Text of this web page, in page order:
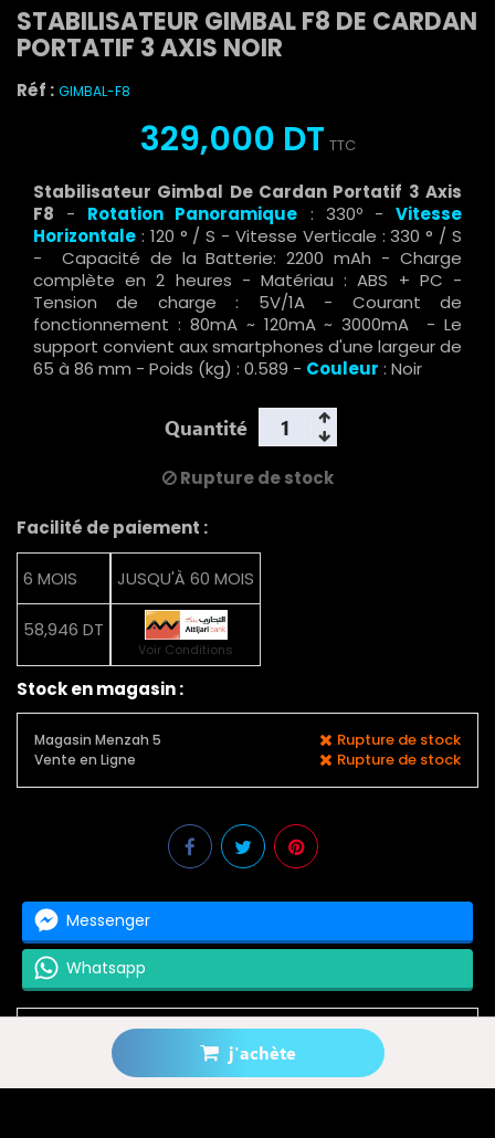
STABILISATEUR GIMBAL F8 DE CARDAN
PORTATIF 3 AXIS NOIR
Réf : GIMBAL-F8
329,000 DT TTC
Stabilisateur Gimbal De Cardan Portatif 3 Axis
F8 - Rotation Panoramique : 330º -Vitesse
Horizontale : 120 ° / S - Vitesse Verticale : 330 ° / S
- Capacité de la Batterie: 2200 mAh - Charge
complète en 2 heures - Matériau : ABS + PC -
Tension de charge : 5V/1A - Courant de
fonctionnement : 80mA ~ 120mA ~ 3000mA - Le
support convient aux smartphones d'une largeur de
65 à 86 mm - Poids (kg) : 0.589 - Couleur : Noir
Quantité
j'achète
Rupture de stock
Facilité de paiement :
6 MOIS
58,946 DT
JUSQU'À 60 MOIS
Voir Conditions
Stock en magasin :
Magasin Menzah 5 Rupture de stock
Vente en Ligne Rupture de stock
Messenger
Whatsapp
Prévenez-moi lorsque le produit est disponible